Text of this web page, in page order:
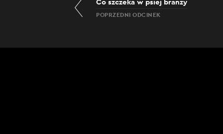
POPRZEDNI ODCINEK